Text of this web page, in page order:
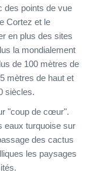
des points de vue
Cortez et le
en plus des sites
la mondialement
de 100 mètres de
mètres de haut et
siècles.
"coup de cœur".
eaux turquoise sur
des cactus
les paysages